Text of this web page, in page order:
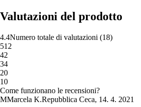
Valutazioni del prodotto
4.4Numero totale di valutazioni (18)
512
42
34
20
10
Come funzionano le recensioni?
MMarcela K.Repubblica Ceca, 14. 4. 2021